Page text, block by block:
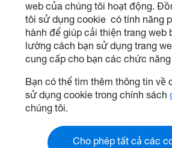
web của chúng tôi hoạt động.
tôi sử dụng cookie có tính năng
hành để giúp cải thiện trang web
lường cách bạn sử dụng trang
cung cấp cho bạn các chức năng
Bạn có thể tìm thêm thông tin về
sử dụng cookie trong chính sách
chúng tôi.
Cho phép tất cả các